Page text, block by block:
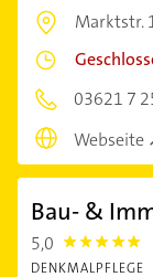
Marktstr.
03621 7
Webseite
Bau- &
5,0 5.0
DENKMALPFLEGE